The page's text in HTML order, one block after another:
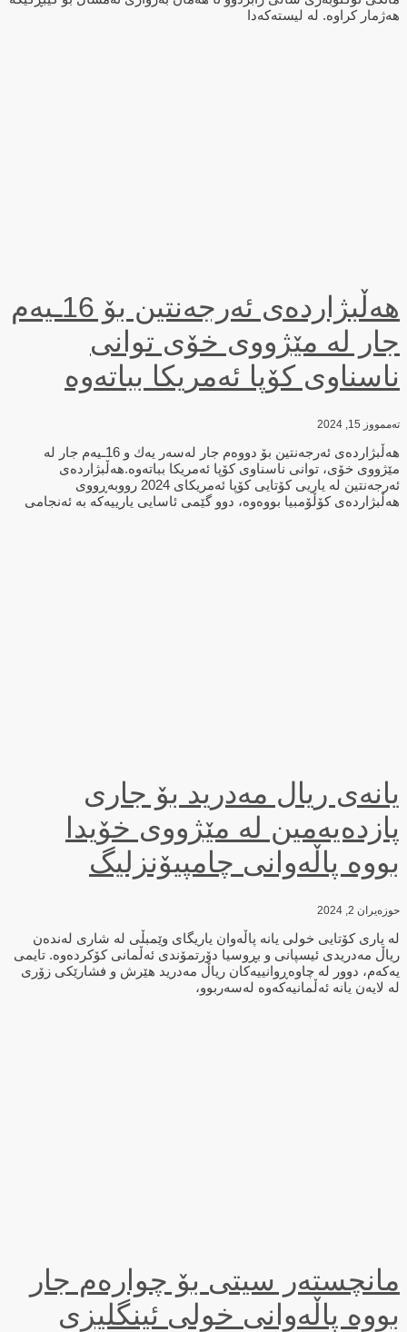
هەژمار کراوە. لە لیستەکەدا
هەڵبژاردەی ئەرجەنتین بۆ 16ـیەم
جار لە مێژووی خۆی توانی
ناسناوی كۆپا ئەمریكا بباتەوە
تەممووز 15, 2024
هەڵبژاردەی ئەرجەنتین بۆ دووەم جار لەسەر یەك و 16ـیەم جار لە
مێژووی خۆی، توانی ناسناوی كۆپا ئەمریكا بباتەوە.هەڵبژاردەی
ئەرجەنتین لە یاریی كۆتایی كۆپا ئەمریكای 2024 رووبەڕووی
هەڵبژاردەی كۆڵۆمبیا بووەوە، دوو گێمی ئاسایی یارییەكە بە ئەنجامی
یانەی ریال مەدرید بۆ جاری
پازدەیەمین لە مێژووی خۆیدا
بووە پاڵەوانی چامپیۆنزلیگ
حوزه‌یران 2, 2024
لە یاری کۆتایی خولی یانە پاڵەوان یاریگای وێمبڵی لە شاری لەندەن
ریاڵ مەدریدی ئیسپانی و بڕوسیا دۆرتمۆندی ئەڵمانی کۆکردەوە. تایمی
یەکەم، دوور لە چاوەڕوانییەکان ریاڵ مەدرید هێرش و فشارێکی زۆری
لە لایەن یانە ئەڵمانیەکەوە لەسەربوو،
مانچستەر سیتی بۆ چوارەم جار
بووە پاڵەوانی خولی ئینگلیزی